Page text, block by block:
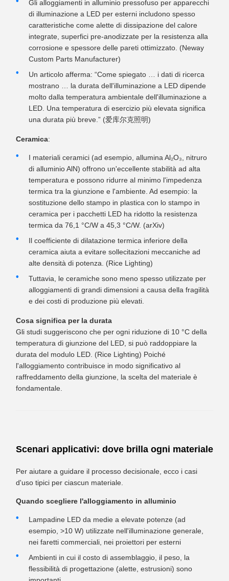
Gli alloggiamenti in alluminio pressofuso per apparecchi
di illuminazione a LED per esterni includono spesso
caratteristiche come alette di dissipazione del calore
integrate, superfici pre-anodizzate per la resistenza alla
corrosione e spessore delle pareti ottimizzato. (Neway
Custom Parts Manufacturer)
Un articolo afferma: “Come spiegato … i dati di ricerca
mostrano … la durata dell'illuminazione a LED dipende
molto dalla temperatura ambientale dell'illuminazione a
LED. Una temperatura di esercizio più elevata significa
una durata più breve.” (爱库尔克照明)
Ceramica:
I materiali ceramici (ad esempio, allumina Al₂O₃, nitruro
di alluminio AlN) offrono un'eccellente stabilità ad alta
temperatura e possono ridurre al minimo l'impedenza
termica tra la giunzione e l'ambiente. Ad esempio: la
sostituzione dello stampo in plastica con lo stampo in
ceramica per i pacchetti LED ha ridotto la resistenza
termica da 76,1 °C/W a 45,3 °C/W. (arXiv)
Il coefficiente di dilatazione termica inferiore della
ceramica aiuta a evitare sollecitazioni meccaniche ad
alte densità di potenza. (Rice Lighting)
Tuttavia, le ceramiche sono meno spesso utilizzate per
alloggiamenti di grandi dimensioni a causa della fragilità
e dei costi di produzione più elevati.
Cosa significa per la durata
Gli studi suggeriscono che per ogni riduzione di 10 °C della
temperatura di giunzione del LED, si può raddoppiare la
durata del modulo LED. (Rice Lighting) Poiché
l'alloggiamento contribuisce in modo significativo al
raffreddamento della giunzione, la scelta del materiale è
fondamentale.
Scenari applicativi: dove brilla ogni materiale
Per aiutare a guidare il processo decisionale, ecco i casi
d'uso tipici per ciascun materiale.
Quando scegliere l'alloggiamento in alluminio
Lampadine LED da medie a elevate potenze (ad
esempio, >10 W) utilizzate nell'illuminazione generale,
nei faretti commerciali, nei proiettori per esterni
Ambienti in cui il costo di assemblaggio, il peso, la
flessibilità di progettazione (alette, estrusioni) sono